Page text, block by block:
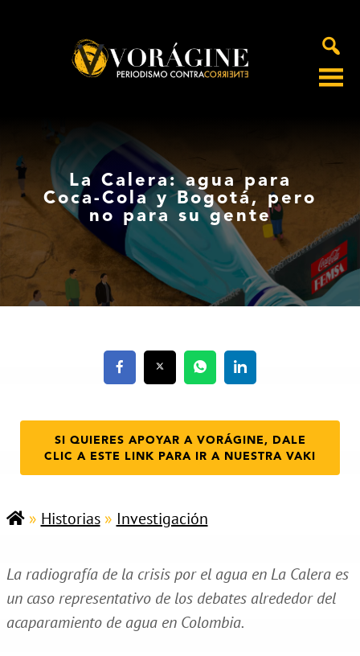
La Calera: agua para
Coca-Cola y Bogotá, pero
no para su gente
SI QUIERES APOYAR A VORÁGINE, DALE
CLIC A ESTE LINK PARA IR A NUESTRA VAKI
» Historias» Investigación
La radiografía de la crisis por el agua en La Calera es
un caso representativo de los debates alrededor del
acaparamiento de agua en Colombia.